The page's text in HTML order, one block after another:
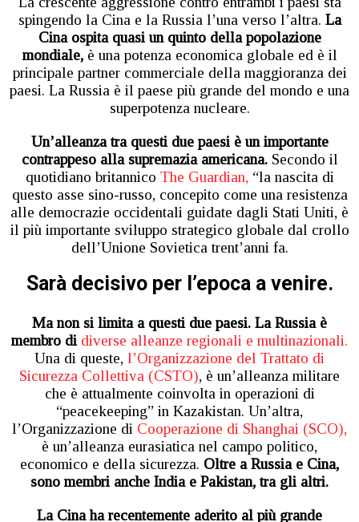
spingendo la Cina e la Russia l’una verso l’altra. La
Cina ospita quasi un quinto della popolazione
mondiale,è una potenza economica globale ed è il
principale partner commerciale della maggioranza dei
paesi. La Russia è il paese più grande del mondo e una
superpotenza nucleare.
Un’alleanza tra questi due paesi è un importante
contrappeso alla supremazia americana. Secondo il
quotidiano britannico The Guardian, “la nascita di
questo asse sino-russo, concepito come una resistenza
alle democrazie occidentali guidate dagli Stati Uniti, è
il più importante sviluppo strategico globale dal crollo
dell’Unione Sovietica trent’anni fa.
Sarà decisivo per l’epoca a venire.
Ma non si limita a questi due paesi. La Russia è
membro di diverse alleanze regionali e multinazionali.
Una di queste, l’Organizzazione del Trattato di
Sicurezza Collettiva (CSTO), è un’alleanza militare
che è attualmente coinvolta in operazioni di
“peacekeeping” in Kazakistan. Un’altra,
l’Organizzazione di Cooperazione di Shanghai (SCO),
è un’alleanza eurasiatica nel campo politico,
economico e della sicurezza. Oltre a Russia e Cina,
sono membri anche India e Pakistan, tra gli altri.
La Cina ha recentemente aderito al più grande